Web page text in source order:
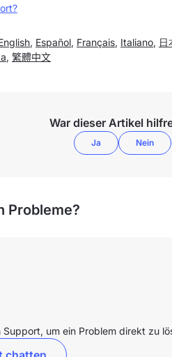
, Español, Français, Italiano, 日
, 繁體中文
War dieser Artikel
Ja Nein
Probleme?
um ein Problem direkt zu